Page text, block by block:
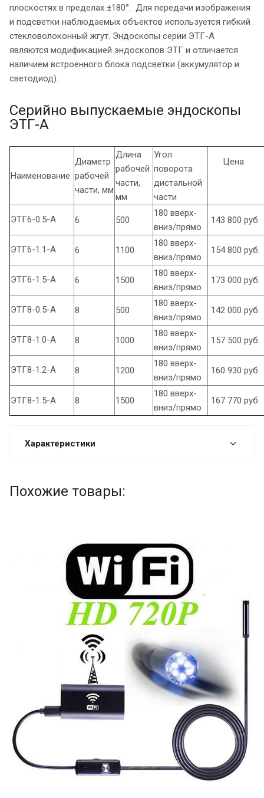
плоскостях в пределах ±180°. Для передачи изображения
и подсветки наблюдаемых объектов используется гибкий
стекловолоконный жгут. Эндоскопы серии ЭТГ-А
являются модификацией эндоскопов ЭТГ и отличается
наличием встроенного блока подсветки (аккумулятор и
светодиод).
Серийно выпускаемые эндоскопы
ЭТГ-А
Наименование
Диаметр
рабочей
части, мм
Длина
рабочей
части,
мм
Угол
поворота
дистальной
части
ЭТГ6-0.5-А 6 500
180 вверх-
вниз/прямо
143 800 руб.
ЭТГ6-1.1-А 6 1100
180 вверх-
вниз/прямо
154 800 руб.
ЭТГ6-1.5-А 6 1500
180 вверх-
вниз/прямо
173 000 руб.
ЭТГ8-0.5-А 8 500
180 вверх-
вниз/прямо
142 000 руб.
ЭТГ8-1.0-А 8 1000
180 вверх-
вниз/прямо
157 500 руб.
ЭТГ8-1.2-А 8 1200
180 вверх-
вниз/прямо
160 930 руб.
ЭТГ8-1.5-А 8 1500
180 вверх-
вниз/прямо
167 770 руб.
Характеристики
Похожие товары: